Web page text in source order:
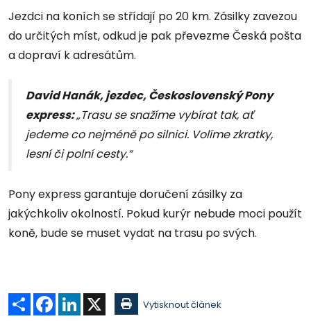
Jezdci na koních se střídají po 20 km. Zásilky zavezou
do určitých míst, odkud je pak převezme Česká pošta
a dopraví k adresátům.
David Hanák, jezdec,Československý Pony
express:„Trasu se snažíme vybírat tak, ať
jedeme co nejméně po silnici. Volíme zkratky,
lesní či polní cesty.“
Pony express garantuje doručení zásilky za
jakýchkoliv okolností. Pokud kurýr nebude moci použít
koně, bude se muset vydat na trasu po svých.
Sdílet Facebook
LinkedIn Vytisknout článek